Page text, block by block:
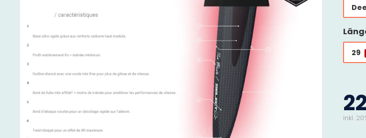
29
inkl.